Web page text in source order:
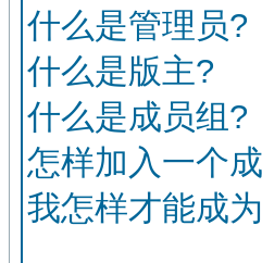
什么是管理员?
什么是版主?
什么是成员组?
怎样加入一个
我怎样才能成